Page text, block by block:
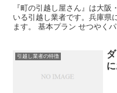
『町の引越し屋さん』は大
いる引越し業者です。兵庫県
ます。 基本プラン せつやく
引越し業者の特徴